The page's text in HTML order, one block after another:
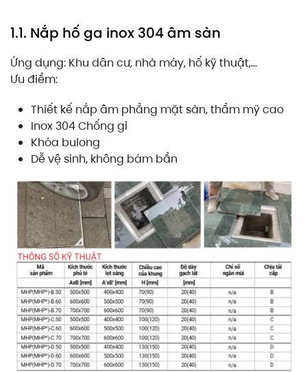
1.1. Nắp hố ga inox 304 âm sàn
Ứng dụng: Khu dân cư, nhà máy, hố kỹ thuật,…
Ưu điểm:
Thiết kế nắp âm phẳng mặt sàn, thẩm mỹ cao
Inox 304 Chống gỉ
Khóa bulong
Dễ vệ sinh, không bám bẩn